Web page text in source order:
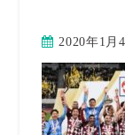
2020年1月